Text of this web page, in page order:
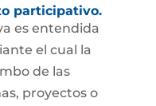
participativo.
es entendida
el cual la
de las
proyectos o